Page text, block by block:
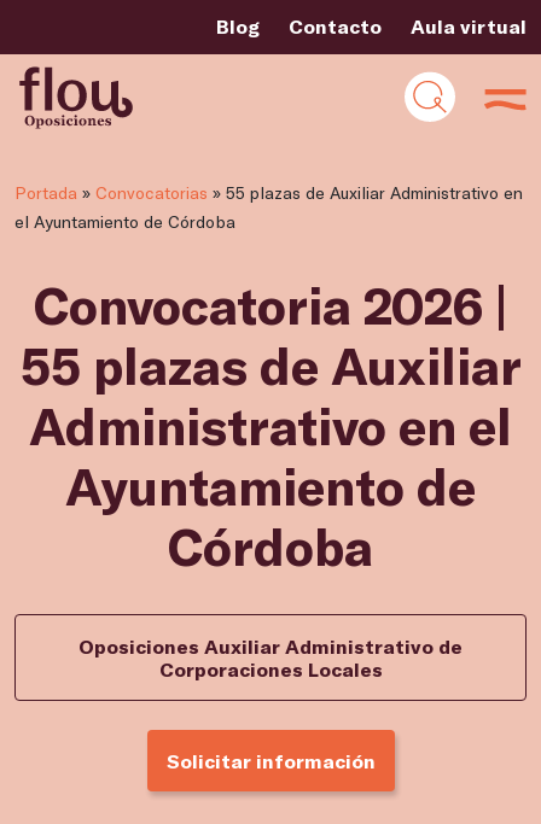
Blog Contacto Aula virtual
Portada » Convocatorias » 55 plazas de Auxiliar Administrativo en
el Ayuntamiento de Córdoba
Convocatoria 2026 |
55 plazas de Auxiliar
Administrativo en el
Ayuntamiento de
Córdoba
Oposiciones Auxiliar Administrativo de
Corporaciones Locales
Solicitar información